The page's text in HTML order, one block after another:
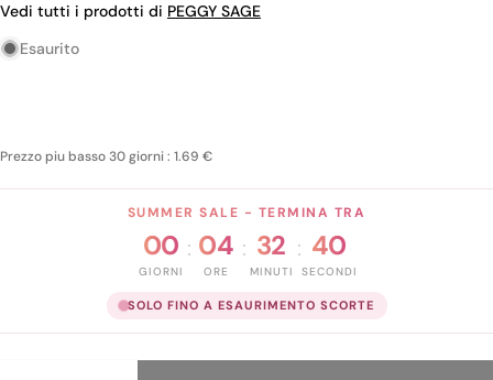
Vedi tutti i prodotti di PEGGY SAGE
Esaurito
Prezzo piu basso 30 giorni : 1.69 €
SUMMER SALE - TERMINA TRA
00
GIORNI
: 04
ORE
: 32
MINUTI
: 39
SECONDI
SOLO FINO A ESAURIMENTO SCORTE